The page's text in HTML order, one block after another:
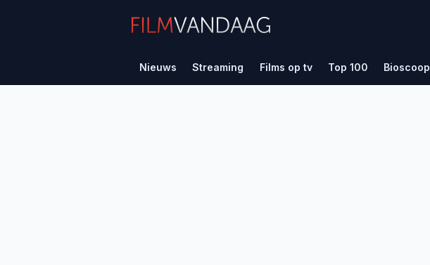
Nieuws Streaming Films op tv Top 100 Bioscoop